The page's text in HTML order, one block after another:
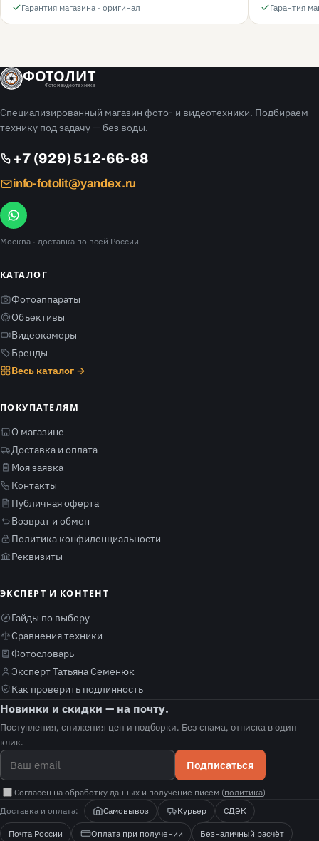
Гарантия магазина · оригинал Гарантия
ФОТОЛИТ
Фото и видео техника
Специализированный магазин фото- и видеотехники. Подбираем
технику под задачу — без воды.
+7 (929) 512-66-88
info-fotolit@yandex.ru
Москва · доставка по всей России
КАТАЛОГ
Фотоаппараты
Объективы
Видеокамеры
Бренды
Весь каталог →
ПОКУПАТЕЛЯМ
О магазине
Доставка и оплата
Моя заявка
Контакты
Публичная оферта
Возврат и обмен
Политика конфиденциальности
Реквизиты
ЭКСПЕРТ И КОНТЕНТ
Гайды по выбору
Сравнения техники
Фотословарь
Эксперт Татьяна Семенюк
Как проверить подлинность
Новинки и скидки — на почту.
Поступления, снижения цен и подборки. Без спама, отписка в один
клик.
Подписаться
Согласен на обработку данных и получение писем (политика)
Доставка и оплата: Самовывоз Курьер
СДЭК
Почта России
Оплата при получении Безналичный расчёт